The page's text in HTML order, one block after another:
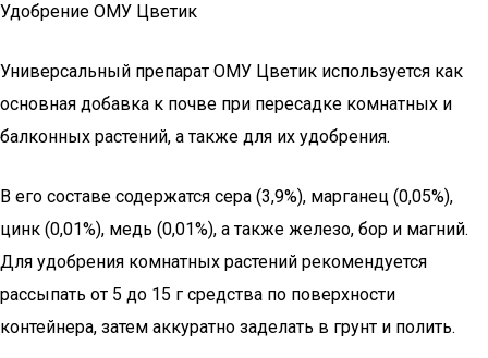
Удобрение ОМУ Цветик
Универсальный препарат ОМУ Цветик используется как
основная добавка к почве при пересадке комнатных и
балконных растений, а также для их удобрения.
В его составе содержатся сера (3,9%), марганец (0,05%),
цинк (0,01%), медь (0,01%), а также железо, бор и магний.
Для удобрения комнатных растений рекомендуется
рассыпать от 5 до 15 г средства по поверхности
контейнера, затем аккуратно заделать в грунт и полить.